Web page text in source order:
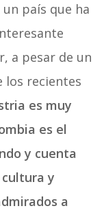
país que ha
a pesar de un
los recientes
es muy
es el
y cuenta
y
a